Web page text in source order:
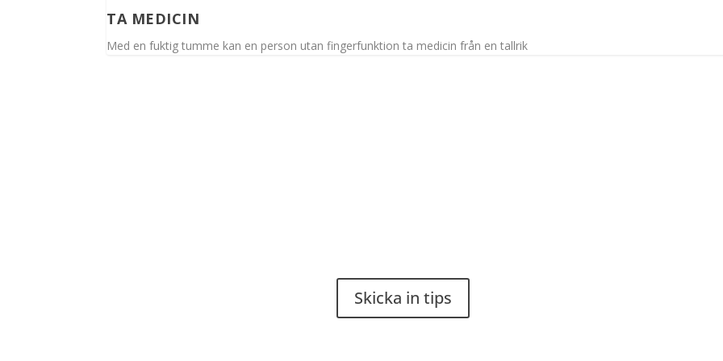
TA MEDICIN
Med en fuktig tumme kan en person utan fingerfunktion ta medicin från en tallrik
Skicka in tips